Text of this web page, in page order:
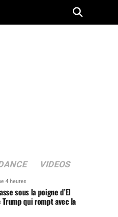
VIDEOS
4 heures
sous la poigne d’El
Trump qui rompt avec la